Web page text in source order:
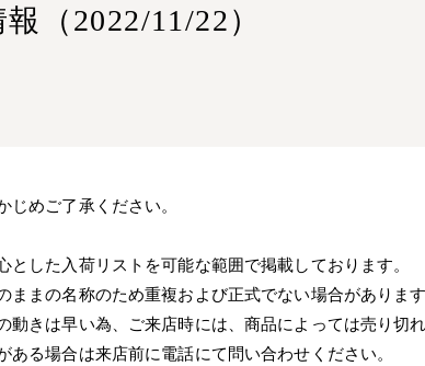
（2022/11/22）
じめご了承ください。
とした入荷リストを可能な範囲で掲載しております。
ままの名称のため重複および正式でない場合があります
動きは早い為、ご来店時には、商品によっては売り切
ある場合は来店前に電話にて問い合わせください。